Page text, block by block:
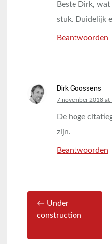
Beste Dirk, wat
stuk. Duidelijk
Beantwoorden
Dirk Goossens
says:
7 november 2018 at
De hoge
zijn.
Beantwoorden
← Under
construction